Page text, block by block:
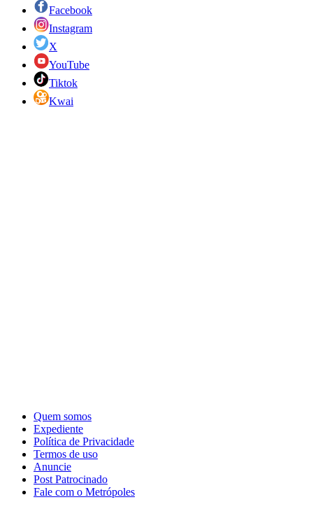
Facebook
Instagram
X
YouTube
Tiktok
Kwai
Quem somos
Expediente
Política de Privacidade
Termos de uso
Anuncie
Post Patrocinado
Fale com o Metrópoles